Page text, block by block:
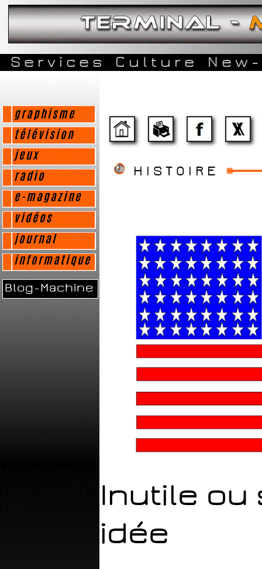
Services Culture
graphisme
télévision
jeux
radio
e-magazine
vidéos
journal
informatique
Blog-Machine
HISTOIRE
Inutile ou
idée